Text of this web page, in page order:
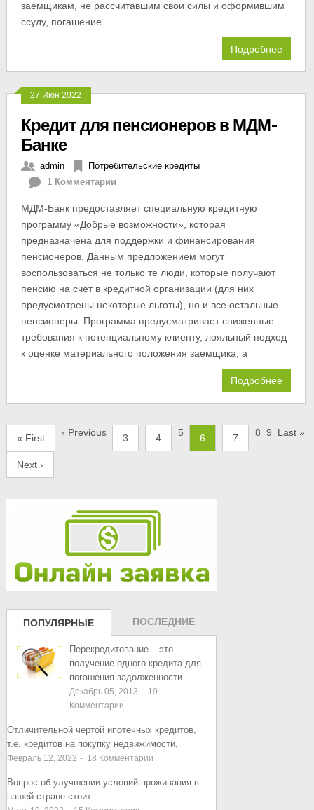
заемщикам, не рассчитавшим свои силы и оформившим
ссуду, погашение
Подробнее
27 Июн 2022
Кредит для пенсионеров в МДМ-
Банке
admin
Потребительские кредиты
1 Комментарии
МДМ-Банк предоставляет специальную кредитную
программу «Добрые возможности», которая
предназначена для поддержки и финансирования
пенсионеров. Данным предложением могут
воспользоваться не только те люди, которые получают
пенсию на счет в кредитной организации (для них
предусмотрены некоторые льготы), но и все остальные
пенсионеры. Программа предусматривает сниженные
требования к потенциальному клиенту, лояльный подход
к оценке материального положения заемщика, а
Подробнее
« First ‹ Previous 3 4 5 6 7 8 9
Next ›
Last »
ПОПУЛЯРНЫЕ
ЗАПИСИ
ПОСЛЕДНИЕ
ЗАПИСИ
Перекредитование – это
получение одного кредита для
погашения задолженности
Декабрь 05, 2013 - 19
Комментарии
Отличительной чертой ипотечных кредитов,
т.е. кредитов на покупку недвижимости,
Февраль 12, 2022 - 18 Комментарии
Вопрос об улучшении условий проживания в
нашей стране стоит